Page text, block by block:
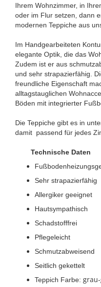
Ihrem Wohnzimmer, in
oder im Flur setzen, dann
modernen Teppiche aus
Im Handgearbeiteten
elegante Optik, die das
Zudem ist er aus
und sehr strapazierfähig.
freundliche Eigenschaft
alltagstauglichen
Böden mit integrierter
Die Teppiche gibt es in
damit passend für jedes
Technische Daten
Sehr strapazierfähig
Allergiker geeignet
Hautsympathisch
Schadstofffrei
Pflegeleicht
Schmutzabweisend
Seitlich gekettelt
Teppich Farbe: